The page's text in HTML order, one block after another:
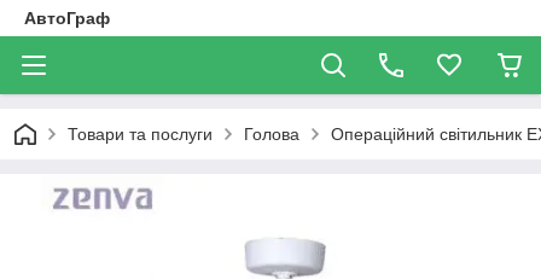
АвтоГраф
Товари та послуги Голова Операційний світильник